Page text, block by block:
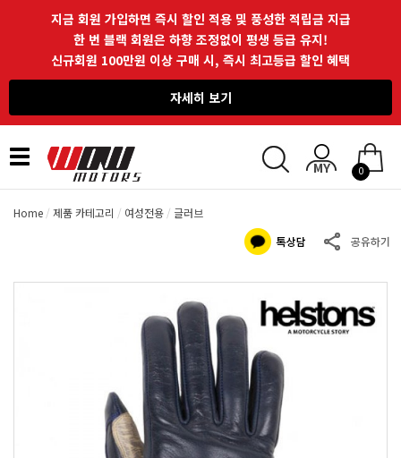
지금 회원 가입하면 즉시 할인 적용 및 풍성한 적립금 지급
한 번 블랙 회원은 하향 조정없이 평생 등급 유지!
신규회원 100만원 이상 구매 시, 즉시 최고등급 할인 혜택
자세히 보기
Toggle
navigation
0
Home 제품 카테고리 여성전용 글러브